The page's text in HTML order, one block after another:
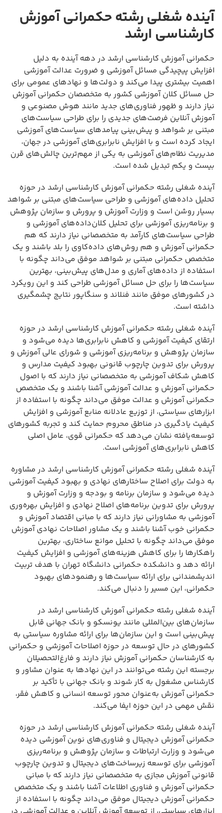
آینده شغلی رشته حکمرانی آموزش
کارشناسی ارشد
حکمرانی آموزش کارشناسی ارشد در دهه آینده به دلیل
افزایش پیچیدگی مسائل آموزشی و ضرورت عدالت آموزشی
اهمیت بیشتری پیدا می‌کند و دولت‌ها و نهادهای عمومی برای
حل مسائل کلان آموزشی کشور به متخصصان حکمرانی آموزش
نیاز دارند و ظهور فناوری‌های جدید مانند هوش مصنوعی و
آموزش آنلاین فرصت‌های جدیدی را برای طراحی سیاست‌های
مبتنی بر شواهد و پیش‌بینی پیامدهای سیاست‌های آموزشی
ایجاد کرده است و با افزایش نابرابری‌های آموزشی در جهان،
مدیریت نظام‌های آموزشی به یکی از مهم‌ترین چالش‌های قرن
بیست و یکم تبدیل شده است.
آینده شغلی رشته حکمرانی آموزش کارشناسی ارشد در حوزه
تحلیل داده‌های آموزشی و طراحی سیاست‌های مبتنی بر شواهد
بسیار روشن است و وزارت آموزش و پرورش و سازمان پژوهش
و برنامه‌ریزی آموزشی برای تحلیل کلان‌داده‌های آموزشی و
طراحی سیاست‌های کارآمد به متخصصانی نیاز دارند که هم
حکمرانی آموزش و هم روش‌های داده‌کاوی را بلد باشند و یک
متخصص حکمرانی مبتنی بر شواهد موفق می‌داند چگونه با
استفاده از داده‌های آماری و مدل‌های پیش‌بینی، بهترین
سیاست‌ها را برای حل مسائل آموزشی طراحی کند و این رویکرد
در کشورهای موفق مانند فنلاند و سنگاپور نتایج چشمگیری
داشته است.
آینده شغلی رشته حکمرانی آموزش کارشناسی ارشد در حوزه
ارتقای کیفیت آموزشی و کاهش نابرابری‌ها دیده می‌شود و
سازمان پژوهش و برنامه‌ریزی آموزشی و شورای عالی آموزش و
پرورش برای تدوین چارچوب قانونی بهبود کیفیت مدارس و
کاهش شکاف آموزشی به متخصصانی نیاز دارند که با اصول
حکمرانی آموزش و عدالت آموزشی آشنا باشند و یک متخصص
حکمرانی آموزش و عدالت موفق می‌داند چگونه با استفاده از
ابزارهای سیاستی، از توزیع عادلانه منابع آموزشی و افزایش
کیفیت یادگیری در مناطق محروم حمایت کند و تجربه کشورهای
توسعه‌یافته نشان می‌دهد که حکمرانی قوی، عامل اصلی
کاهش نابرابری‌های آموزشی است.
آینده شغلی رشته حکمرانی آموزش کارشناسی ارشد در مشاوره
به دولت برای اصلاح ساختارهای نهادی و بهبود کیفیت آموزشی
دیده می‌شود و سازمان برنامه و بودجه و وزارت آموزش و
پرورش برای تدوین برنامه‌های اصلاح نهادی و افزایش بهره‌وری
آموزشی به مشاورانی نیاز دارند که با مبانی اقتصاد آموزش و
حکمرانی خوب آشنا باشند و یک مشاور اصلاحات نهادی آموزش
موفق می‌داند چگونه با تحلیل موانع ساختاری، بهترین
راهکارها را برای کاهش هزینه‌های آموزشی و افزایش کیفیت
ارائه دهد و دانشکده حکمرانی دانشگاه تهران با هدف تربیت
اندیشمندانی برای ارائه سیاست‌ها و رهنمودهای بهبود
حکمرانی، این مسیر را دنبال می‌کند.
آینده شغلی رشته حکمرانی آموزش کارشناسی ارشد در
سازمان‌های بین‌المللی مانند یونسکو و بانک جهانی قابل
پیش‌بینی است و این سازمان‌ها برای ارائه مشاوره سیاستی به
کشورهای در حال توسعه در حوزه اصلاحات آموزشی و حکمرانی
به کارشناسان حکمرانی آموزش نیاز دارند و فارغ‌التحصیلان
برجسته این رشته می‌توانند در این نهادها به عنوان مشاور و
کارشناس مشغول به کار شوند و بانک جهانی با تأکید بر
حکمرانی آموزش به‌عنوان محور توسعه انسانی و کاهش فقر،
نقش مهمی در این حوزه ایفا می‌کند.
آینده شغلی رشته حکمرانی آموزش کارشناسی ارشد در حوزه
حکمرانی آموزش دیجیتال و فناوری‌های نوین آموزشی دیده
می‌شود و وزارت ارتباطات و سازمان پژوهش و برنامه‌ریزی
آموزشی برای توسعه زیرساخت‌های دیجیتال و تدوین چارچوب
قانونی آموزش مجازی به متخصصانی نیاز دارند که با مبانی
حکمرانی آموزش و فناوری اطلاعات آشنا باشند و یک متخصص
حکمرانی آموزش دیجیتال موفق می‌داند چگونه با استفاده از